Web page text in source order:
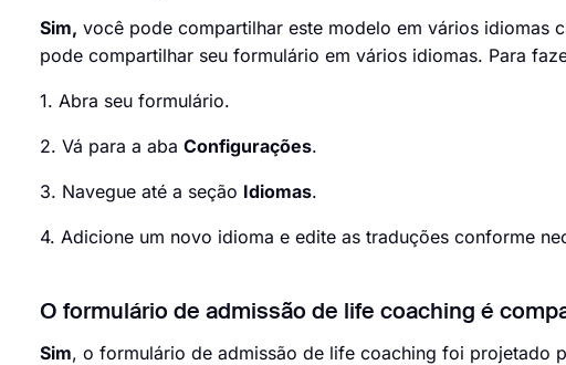
Sim, você pode compartilhar este modelo em vários idiomas
pode compartilhar seu formulário em vários idiomas. Para
1. Abra seu formulário.
2. Vá para a aba Configurações.
3. Navegue até a seção Idiomas.
4. Adicione um novo idioma e edite as traduções conforme
O formulário de admissão de life coaching é
Sim, o formulário de admissão de life coaching foi projetado